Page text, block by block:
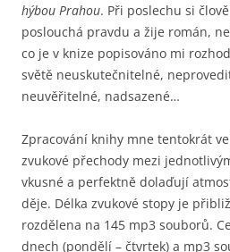
hýbou Prahou. Při poslechu si
poslouchá pravdu a žije román,
co je v knize popisováno mi
světě neuskutečnitelné,
neuvěřitelné, nadsazené…
Zpracování knihy mne tentokrát
zvukové přechody mezi
vkusné a perfektně dolaďují
děje. Délka zvukové stopy je
rozdělena na 145 mp3 souborů.
dnech (pondělí – čtvrtek) a mp3